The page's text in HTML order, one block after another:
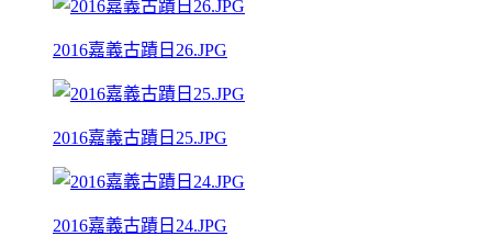
2016嘉義古蹟日26.JPG
2016嘉義古蹟日25.JPG
2016嘉義古蹟日24.JPG